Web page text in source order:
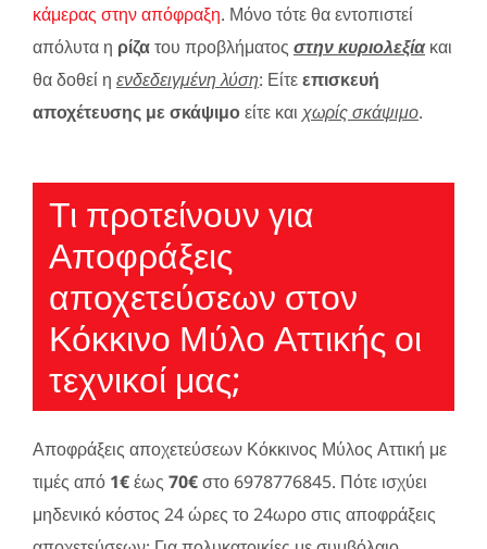
κάμερας στην απόφραξη. Μόνο τότε θα εντοπιστεί
απόλυτα η ρίζατου προβλήματος στην κυριολεξίακαι
θα δοθεί η ενδεδειγμένη λύση: Είτεεπισκευή
αποχέτευσης με σκάψιμοείτε και χωρίς σκάψιμο.
Τι προτείνουν για
Αποφράξεις
αποχετεύσεων στον
Κόκκινο Μύλο Αττικής οι
τεχνικοί μας;
Αποφράξεις αποχετεύσεων Κόκκινος Μύλος Αττική με
τιμές από 1€έως 70€στο 6978776845. Πότε ισχύει
μηδενικό κόστος 24 ώρες το 24ωρο στις αποφράξεις